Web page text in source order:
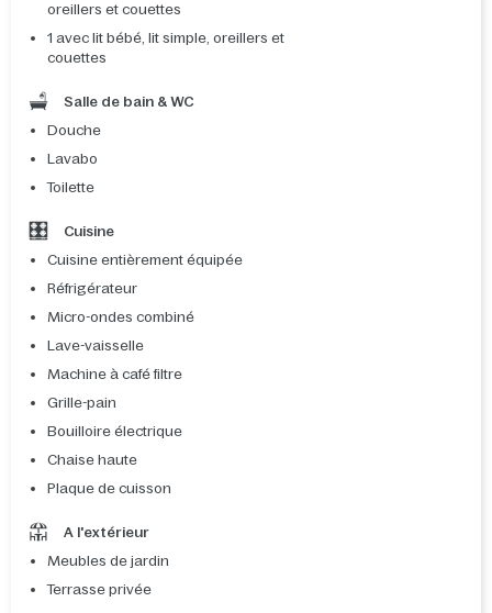
oreillers et couettes
1 avec lit bébé, lit simple, oreillers et
couettes
Salle de bain & WC
Douche
Lavabo
Toilette
Cuisine
Cuisine entièrement équipée
Réfrigérateur
Micro-ondes combiné
Lave-vaisselle
Machine à café filtre
Grille-pain
Bouilloire électrique
Chaise haute
Plaque de cuisson
A l'extérieur
Meubles de jardin
Terrasse privée